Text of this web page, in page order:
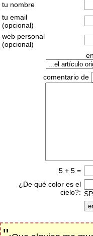
tu nombre
tu email
(opcional)
web personal
(opcional)
comentario de
5 + 5 =
¿De qué color es el
cielo?: